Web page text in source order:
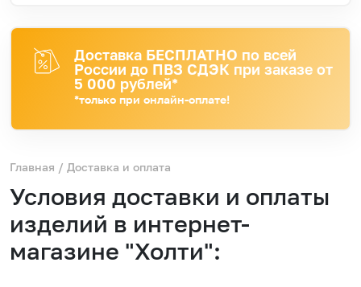
Доставка БЕСПЛАТНО по всей
России до ПВЗ СДЭК при заказе от
5 000 рублей*
*только при онлайн-оплате!
Главная / Доставка и оплата
Условия доставки и оплаты
изделий в интернет-
магазине "Холти":